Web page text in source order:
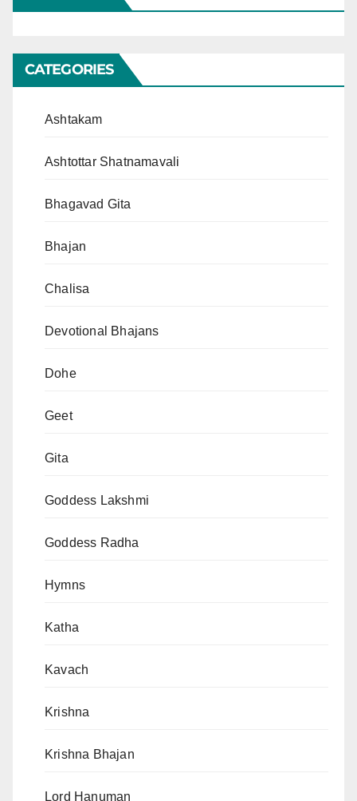
CATEGORIES
Ashtakam
Ashtottar Shatnamavali
Bhagavad Gita
Bhajan
Chalisa
Devotional Bhajans
Dohe
Geet
Gita
Goddess Lakshmi
Goddess Radha
Hymns
Katha
Kavach
Krishna
Krishna Bhajan
Lord Hanuman